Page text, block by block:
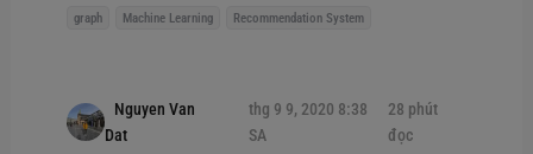
mọi người cũng biết rồi đấy hệ thống gợi ý của những
graph Machine Learning Recommendation System
Nguyen Van
Dat
thg 9 9, 2020 8:38
SA
28 phút
đọc